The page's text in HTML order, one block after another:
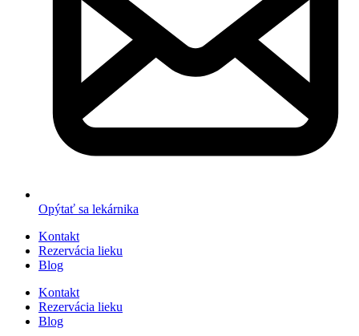
Opýtať sa lekárnika
Kontakt
Rezervácia lieku
Blog
Kontakt
Rezervácia lieku
Blog